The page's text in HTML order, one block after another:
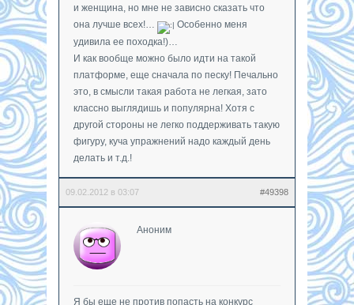
и женщина, но мне не зависно сказать что
она лучше всех!…
Особенно меня
удивила ее походка!)…
И как вообще можно было идти на такой
платформе, еще сначала по песку! Печально
это, в смысли такая работа не легкая, зато
классно выглядишь и популярна! Хотя с
другой стороны не легко поддерживать такую
фигуру, куча упражнений надо каждый день
делать и т.д.!
09.02.2012 в 03:07 #49398
Аноним
Я бы еще не против попасть на конкурс